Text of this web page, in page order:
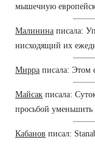
мышечную
Малинина писала:
нисходящий их
Мирра писала: Этом
Майсак писала:
просьбой уменьшить
Кабанов писал: